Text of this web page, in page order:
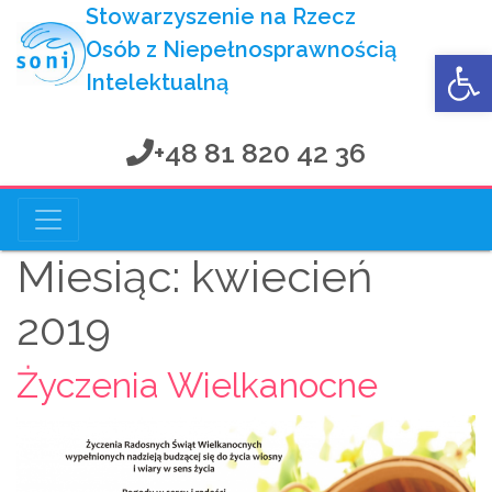
Stowarzyszenie na Rzecz
Osób z Niepełnosprawnością
Intelektualną
Stowarzyszenie na Rzecz
Osób z Niepełnosprawnością Intelektualną
+48 81 820 42 36
Miesiąc: kwiecień
2019
Życzenia Wielkanocne